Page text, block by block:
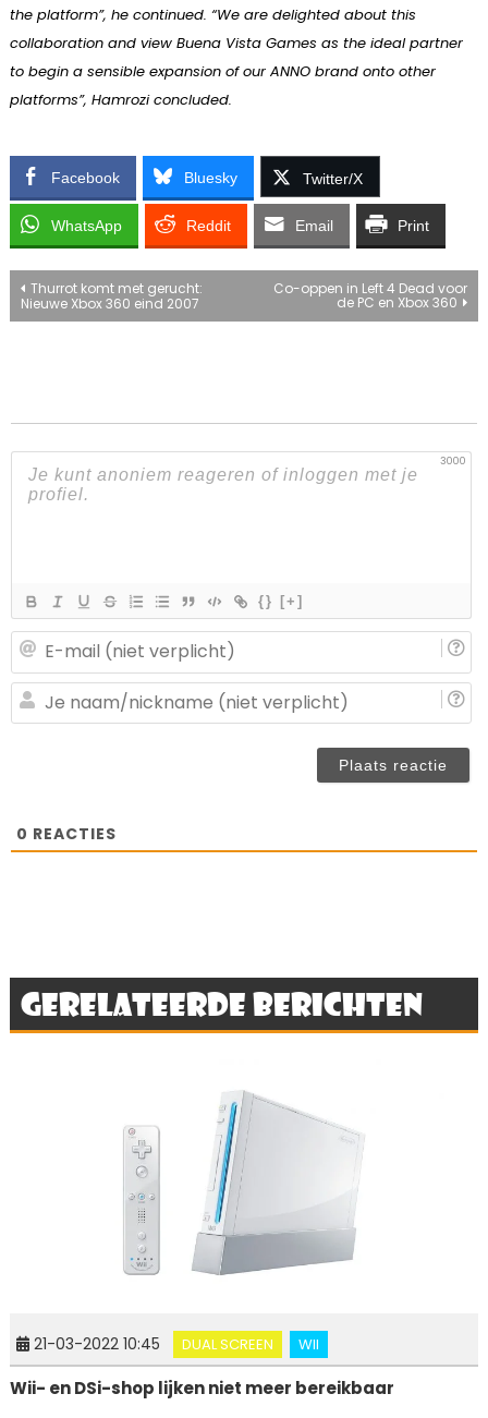
the platform”, he continued. “We are delighted about this
collaboration and view Buena Vista Games as the ideal partner
to begin a sensible expansion of our ANNO brand onto other
platforms”, Hamrozi concluded.
Facebook Bluesky Twitter/X
WhatsApp Reddit Email Print
Bericht
Thurrot komt met gerucht:
Nieuwe Xbox 360 eind 2007
Co-oppen in Left 4 Dead voor
de PC en Xbox 360
3000
{} [+]
0 REACTIES
Gerelateerde berichten
21-03-2022 10:45 DUAL SCREEN WII
Wii- en DSi-shop lijken niet meer bereikbaar